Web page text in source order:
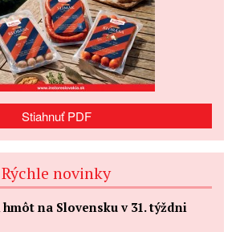
Stiahnuť PDF
Rýchle novinky
na Slovensku v 31. týždni